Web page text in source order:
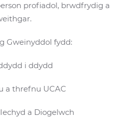
profiadol, brwdfrydig a
Gweinyddol fydd:
i ddydd
a threfnu UCAC
a Diogelwch